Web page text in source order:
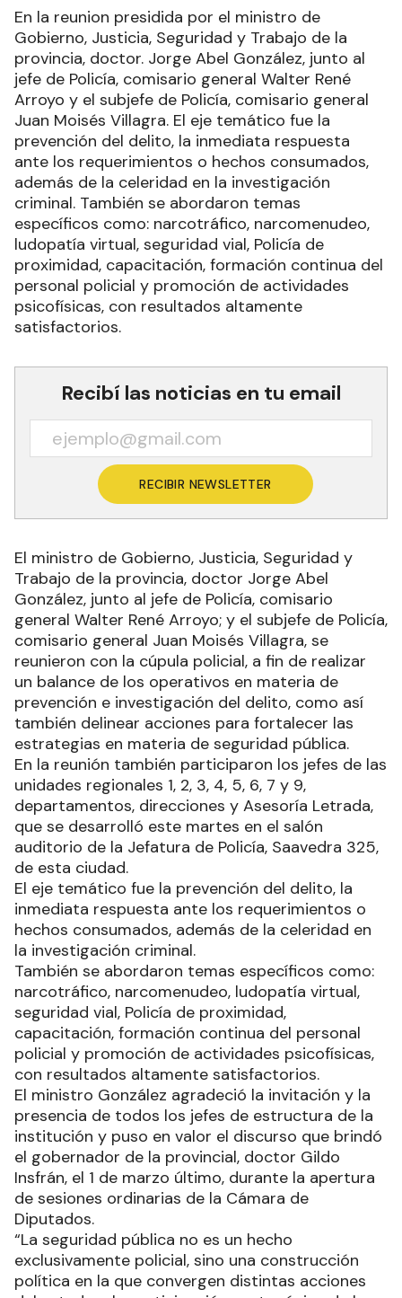
En la reunion presidida por el ministro de
Gobierno, Justicia, Seguridad y Trabajo de la
provincia, doctor. Jorge Abel González, junto al
jefe de Policía, comisario general Walter René
Arroyo y el subjefe de Policía, comisario general
Juan Moisés Villagra. El eje temático fue la
prevención del delito, la inmediata respuesta
ante los requerimientos o hechos consumados,
además de la celeridad en la investigación
criminal. También se abordaron temas
específicos como: narcotráfico, narcomenudeo,
ludopatía virtual, seguridad vial, Policía de
proximidad, capacitación, formación continua del
personal policial y promoción de actividades
psicofísicas, con resultados altamente
satisfactorios.
Recibí las noticias en tu email
RECIBIR NEWSLETTER
El ministro de Gobierno, Justicia, Seguridad y
Trabajo de la provincia, doctor Jorge Abel
González, junto al jefe de Policía, comisario
general Walter René Arroyo; y el subjefe de Policía,
comisario general Juan Moisés Villagra, se
reunieron con la cúpula policial, a fin de realizar
un balance de los operativos en materia de
prevención e investigación del delito, como así
también delinear acciones para fortalecer las
estrategias en materia de seguridad pública.
En la reunión también participaron los jefes de las
unidades regionales 1, 2, 3, 4, 5, 6, 7 y 9,
departamentos, direcciones y Asesoría Letrada,
que se desarrolló este martes en el salón
auditorio de la Jefatura de Policía, Saavedra 325,
de esta ciudad.
El eje temático fue la prevención del delito, la
inmediata respuesta ante los requerimientos o
hechos consumados, además de la celeridad en
la investigación criminal.
También se abordaron temas específicos como:
narcotráfico, narcomenudeo, ludopatía virtual,
seguridad vial, Policía de proximidad,
capacitación, formación continua del personal
policial y promoción de actividades psicofísicas,
con resultados altamente satisfactorios.
El ministro González agradeció la invitación y la
presencia de todos los jefes de estructura de la
institución y puso en valor el discurso que brindó
el gobernador de la provincial, doctor Gildo
Insfrán, el 1 de marzo último, durante la apertura
de sesiones ordinarias de la Cámara de
Diputados.
“La seguridad pública no es un hecho
exclusivamente policial, sino una construcción
política en la que convergen distintas acciones